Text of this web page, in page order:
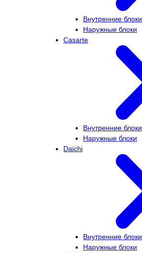
Внутренние блоки
Наружные блоки
Casarte
Внутренние блоки
Наружные блоки
Daichi
Внутренние блоки
Наружные блоки